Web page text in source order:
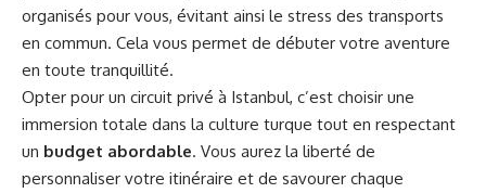
organisés pour vous, évitant ainsi le stress des transports
en commun. Cela vous permet de débuter votre aventure
en toute tranquillité.
Opter pour un circuit privé à Istanbul, c’est choisir une
immersion totale dans la culture turque tout en respectant
un budget abordable. Vous aurez la liberté de
personnaliser votre itinéraire et de savourer chaque